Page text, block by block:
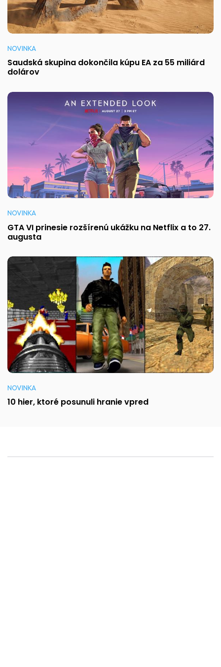
NOVINKA
Saudská skupina dokončila kúpu EA za 55 miliárd
dolárov
NOVINKA
GTA VI prinesie rozšírenú ukážku na Netflix a to 27.
augusta
NOVINKA
10 hier, ktoré posunuli hranie vpred